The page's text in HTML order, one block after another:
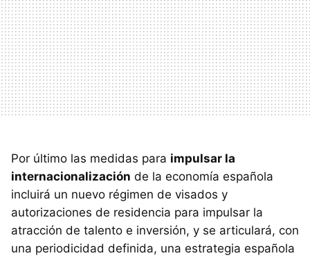
Por último las medidas para impulsar la
internacionalización de la economía española
incluirá un nuevo régimen de visados y
autorizaciones de residencia para impulsar la
atracción de talento e inversión, y se articulará, con
una periodicidad definida, una estrategia española